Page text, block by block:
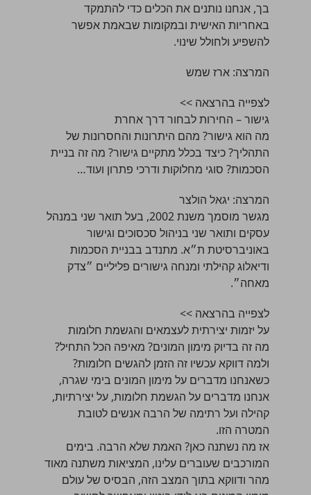
בך, אנחנו נותנים את הכלים כדי להתמקד
באחריות האישית ובמקומות שבאמת אפשר
להשפיע ולחולל שינוי.
המרצה:‏ארז שמש
לצפייה בהרצאה >>
גישור – החירות לבחור דרך אחרת
מה הוא גישור? מהם היתרונות והחסרונות של
התהליך? כיצד בכלל מתקיים גישור? מה זה בניית
הסכמות? סוגי מחלוקות ודרכי פתרון ועוד…
המרצה: יגאל הולצר
מגשר מוסמך משנת 2002, בעל תואר שני במנהל
עסקים ותואר שני בניהול סכסוכים וגישור
באוניברסיטת ת״א. מתנדב בבניית הסכמות
ודיאלוג קהילתי ומנחה גישורים פליליים ״צדק
מאחה״.
לצפייה בהרצאה >>
על יזמות יצירתית לעצמאים והגשמת חלומות
מה זה בדיוק מימון המונים? מאיפה הכל התחיל?
ולמה דווקא עכשיו זה הזמן להגשים חלומות?
כשאנחנו מדברים על מימון המונים בימי שגרה,
אנחנו מדברים על הגשמת חלומות, על יצירתיות,
קהילה ועל רתימה של הרבה אנשים לטובת
המטרה הזו.
אז מה נשתנה כאן? האמת שלא הרבה. בימים
המורכבים שעוברים עלינו, המציאות משתנה מאוד
מהר ודווקא בתוך המצב הזה, הבסיס של עולם